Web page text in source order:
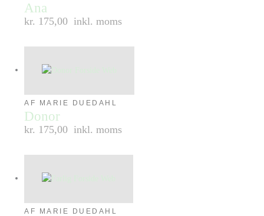
Ana
kr. 175,00 inkl. moms
AF MARIE DUEDAHL
Donor
kr. 175,00 inkl. moms
AF MARIE DUEDAHL